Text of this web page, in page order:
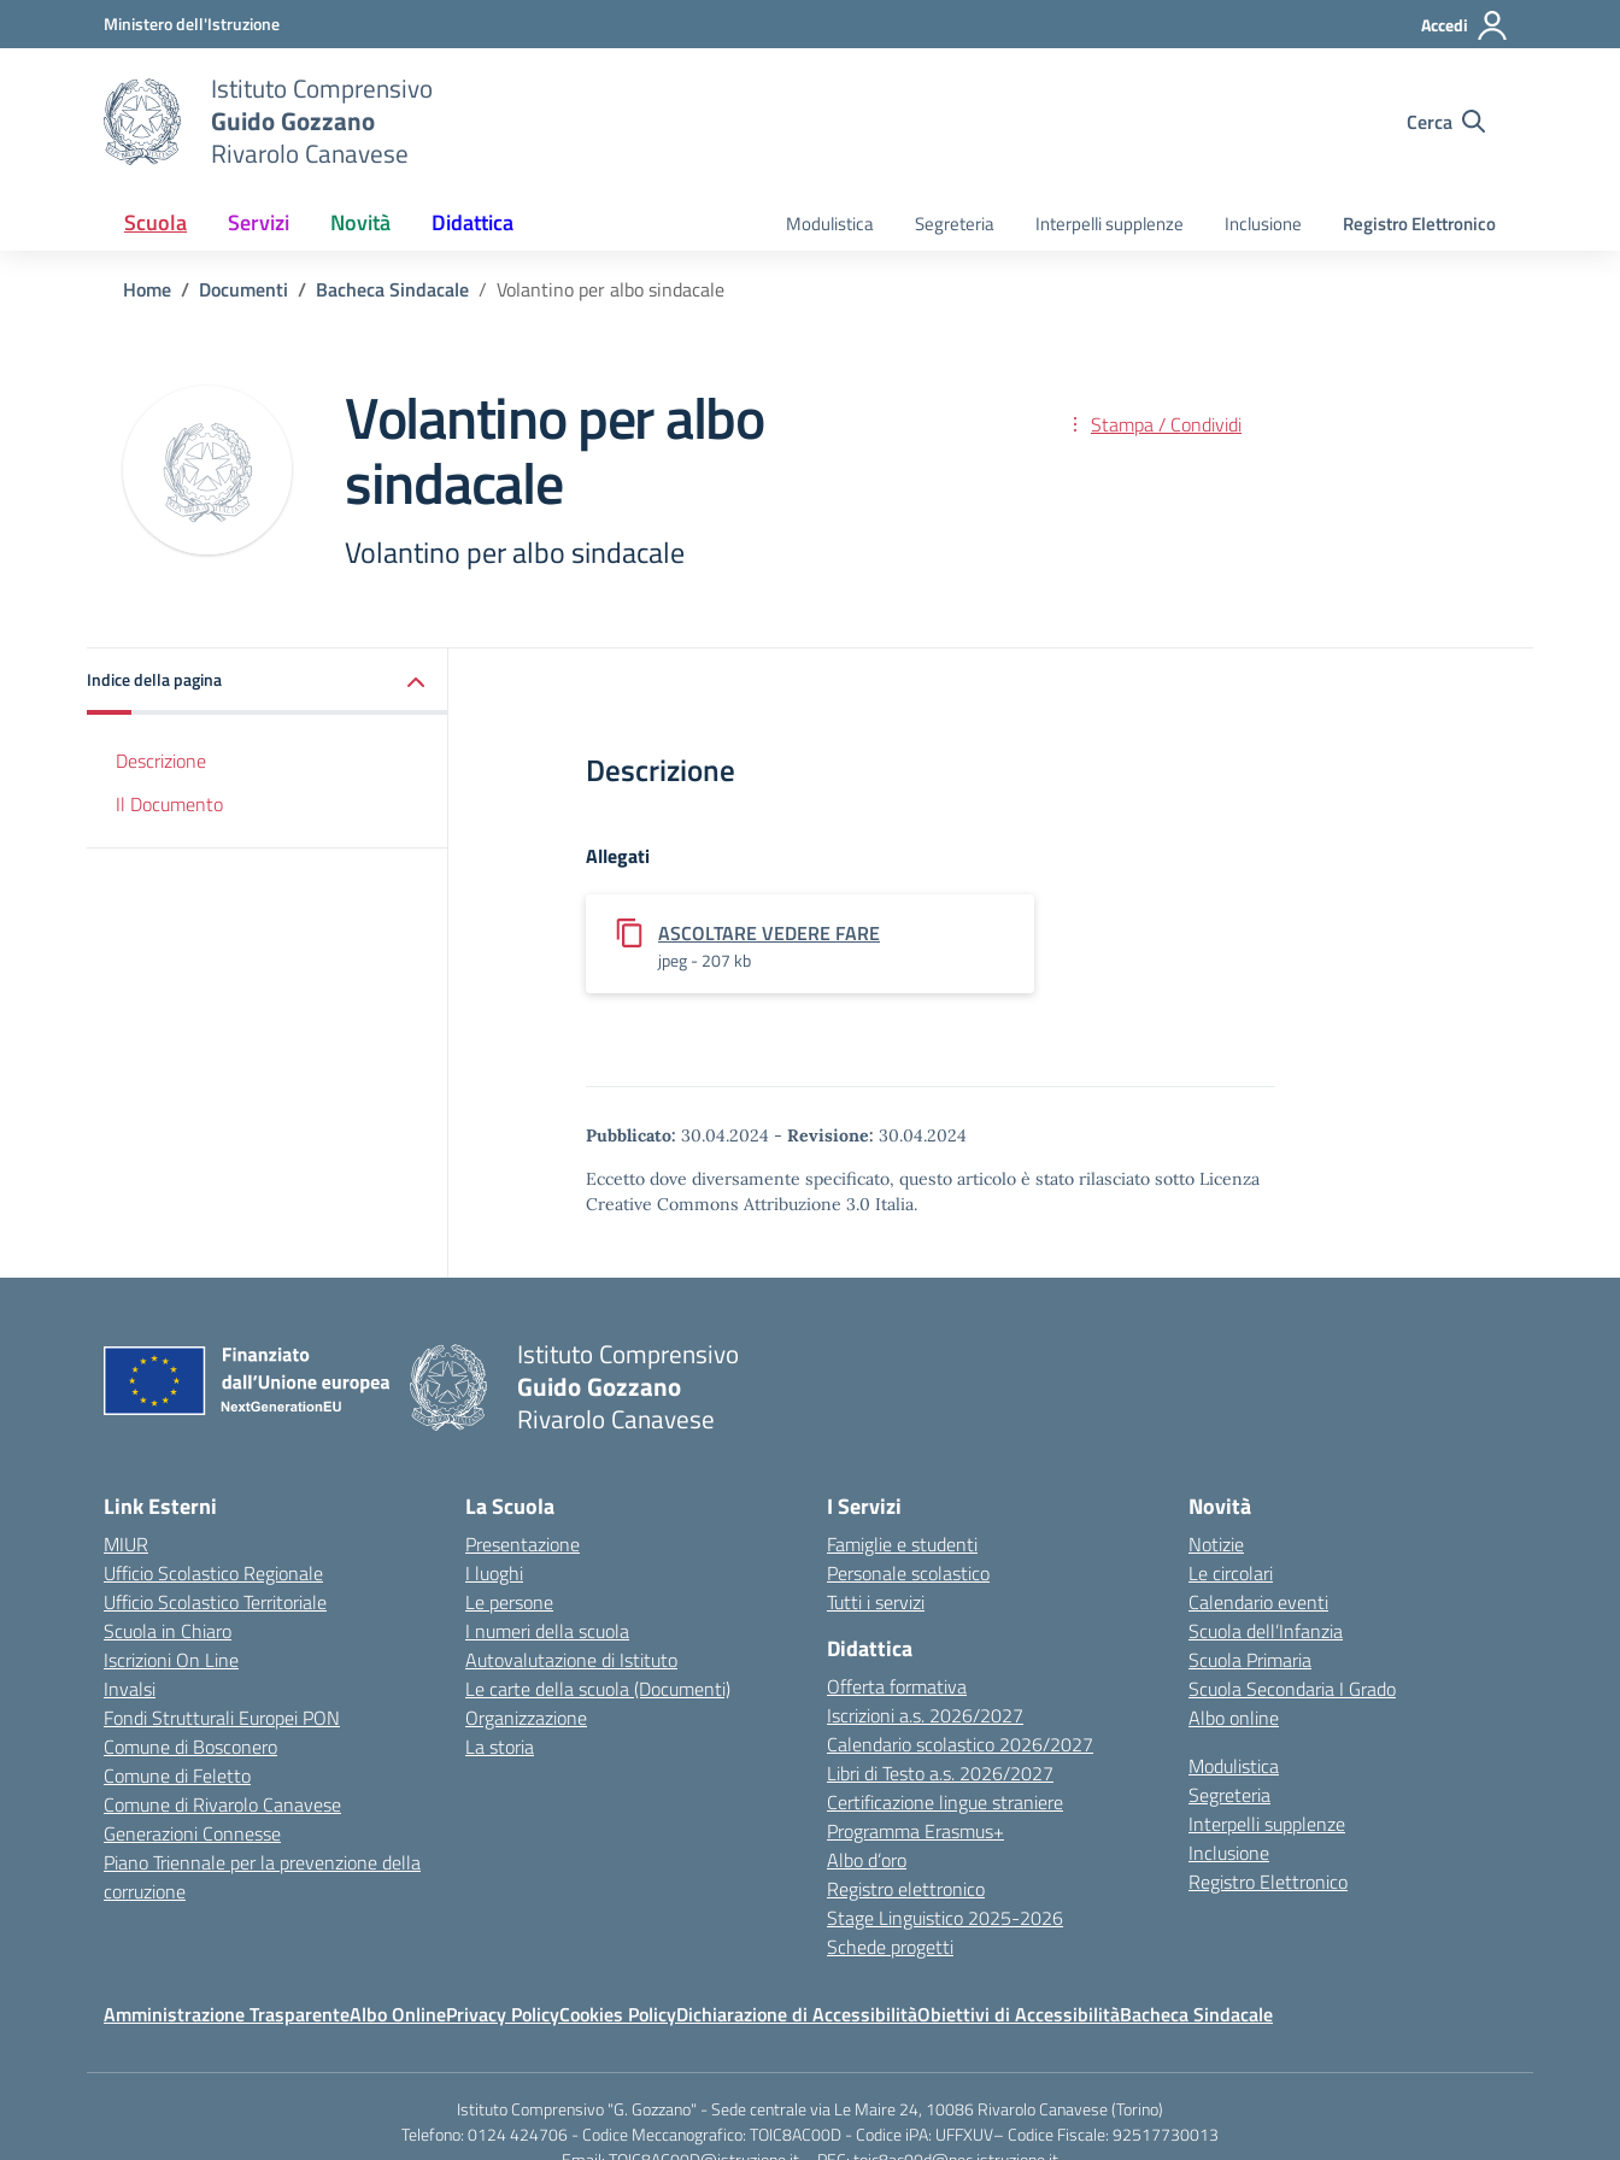
Vai ai contenuti
Vai al menu di navigazione
Ministero dell'Istruzione Accedi
Istituto Comprensivo
Guido Gozzano
Rivarolo Canavese
Cerca
Scuola Servizi Novità Didattica Modulistica Segreteria Interpelli supplenze Inclusione Registro Elettronico
Home Documenti Bacheca Sindacale Volantino per albo sindacale
Volantino per albo
sindacale
Volantino per albo sindacale
Stampa / Condividi
Indice della pagina
Descrizione
Il Documento
Descrizione
Allegati
ASCOLTARE VEDERE FARE
jpeg - 207 kb
Pubblicato: 30.04.2024 - Revisione: 30.04.2024
Eccetto dove diversamente specificato, questo articolo è stato rilasciato sotto Licenza
Creative Commons Attribuzione 3.0 Italia.
Istituto Comprensivo
Guido Gozzano
Rivarolo Canavese
Link Esterni
MIUR
Ufficio Scolastico Regionale
Ufficio Scolastico Territoriale
Scuola in Chiaro
Iscrizioni On Line
Invalsi
Fondi Strutturali Europei PON
Comune di Bosconero
Comune di Feletto
Comune di Rivarolo Canavese
Generazioni Connesse
Piano Triennale per la prevenzione della
corruzione
La Scuola
Presentazione
I luoghi
Le persone
I numeri della scuola
Autovalutazione di Istituto
Le carte della scuola (Documenti)
Organizzazione
La storia
I Servizi
Famiglie e studenti
Personale scolastico
Tutti i servizi
Didattica
Offerta formativa
Iscrizioni a.s. 2026/2027
Calendario scolastico 2026/2027
Libri di Testo a.s. 2026/2027
Certificazione lingue straniere
Programma Erasmus+
Albo d’oro
Registro elettronico
Stage Linguistico 2025-2026
Schede progetti
Novità
Notizie
Le circolari
Calendario eventi
Scuola dell’Infanzia
Scuola Primaria
Scuola Secondaria I Grado
Albo online
Modulistica
Segreteria
Interpelli supplenze
Inclusione
Registro Elettronico
Amministrazione TrasparenteAlbo OnlinePrivacy PolicyCookies PolicyDichiarazione di AccessibilitàObiettivi di AccessibilitàBacheca Sindacale
Istituto Comprensivo "G. Gozzano" - Sede centrale via Le Maire 24, 10086 Rivarolo Canavese (Torino)
Telefono: 0124 424706 - Codice Meccanografico: TOIC8AC00D - Codice iPA: UFFXUV– Codice Fiscale: 92517730013